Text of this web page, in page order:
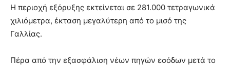
Η περιοχή εξόρυξης εκτείνεται σε 281.000 τετραγωνικά
χιλιόμετρα, έκταση μεγαλύτερη από το μισό της
Γαλλίας.
Πέρα από την εξασφάλιση νέων πηγών εσόδων μετά το